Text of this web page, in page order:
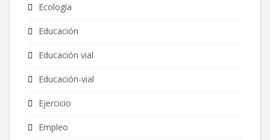
Ecología
Educación
Educación vial
Educación-vial
Ejercicio
Empleo